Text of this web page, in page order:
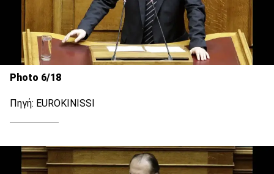
Photo 6/18
Πηγή: EUROKINISSI